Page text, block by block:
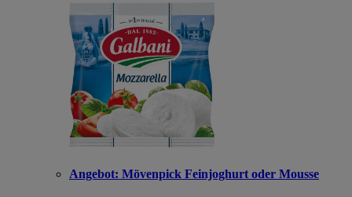
Angebot: Mövenpick Feinjoghurt oder Mousse